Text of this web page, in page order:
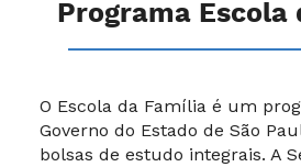
Programa Escola
O Escola da Família é um
Governo do Estado de São
bolsas de estudo integrais. A